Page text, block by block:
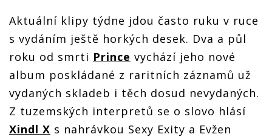
Aktuální klipy týdne jdou často ruku v ruce
s vydáním ještě horkých desek. Dva a půl
roku od smrti Prince vychází jeho nové
album poskládané z raritních záznamů už
vydaných skladeb i těch dosud nevydaných.
Z tuzemských interpretů se o slovo hlásí
Xindl X s nahrávkou Sexy Exity a Evžen